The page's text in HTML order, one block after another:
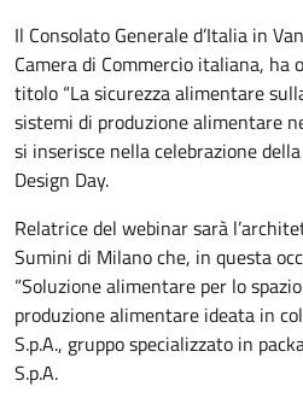
Il Consolato Generale d’Italia in
Camera di Commercio italiana, ha
titolo “La sicurezza alimentare
sistemi di produzione alimentare
si inserisce nella celebrazione
Design Day.
Relatrice del webinar sarà
Sumini di Milano che, in questa
“Soluzione alimentare per lo
produzione alimentare ideata in
S.p.A., gruppo specializzato in
S.p.A.